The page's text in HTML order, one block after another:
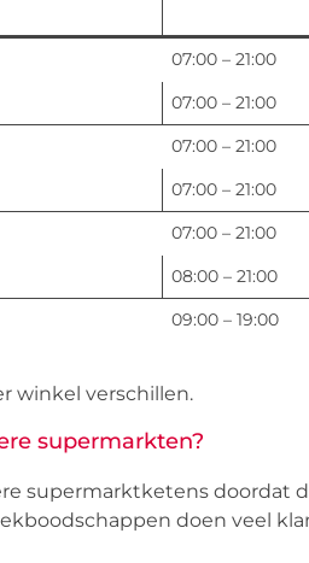
07:00 – 21:00
07:00 – 21:00
07:00 – 21:00
07:00 – 21:00
07:00 – 21:00
08:00 – 21:00
09:00 – 19:00
winkel verschillen.
supermarkten?
supermarktketens doordat
doen veel